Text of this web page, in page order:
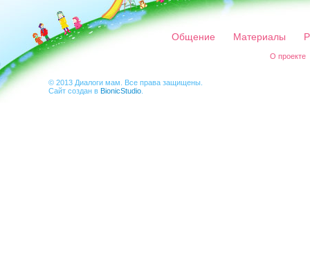
Общение Материалы
О проекте
© 2013 Диалоги мам. Все права защищены.
Сайт создан в BionicStudio